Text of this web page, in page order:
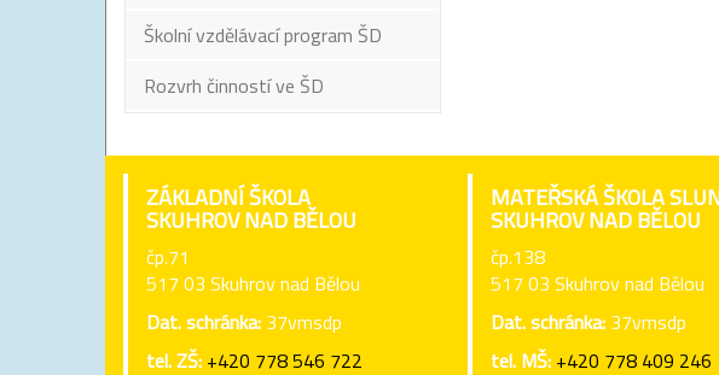
Školní vzdělávací program ŠD
Rozvrh činností ve ŠD
ZÁKLADNÍ ŠKOLA
SKUHROV NAD BĚLOU
čp.71
517 03 Skuhrov nad Bělou
Dat. schránka: 37vmsdp
tel. ZŠ: +420 778 546 722
MATEŘSKÁ ŠKOLA
SKUHROV NAD BĚLOU
čp.138
517 03 Skuhrov nad Bělou
Dat. schránka: 37vmsdp
tel. MŠ: +420 778 409 246